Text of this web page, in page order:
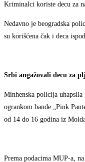
Kriminalci koriste decu za
Nedavno je beogradska
su korišćena čak i deca
Srbi angažovali decu za
Minhenska policija uhapsila
ogrankom bande „Pink
od 14 do 16 godina iz
Prema podacima MUP-a,